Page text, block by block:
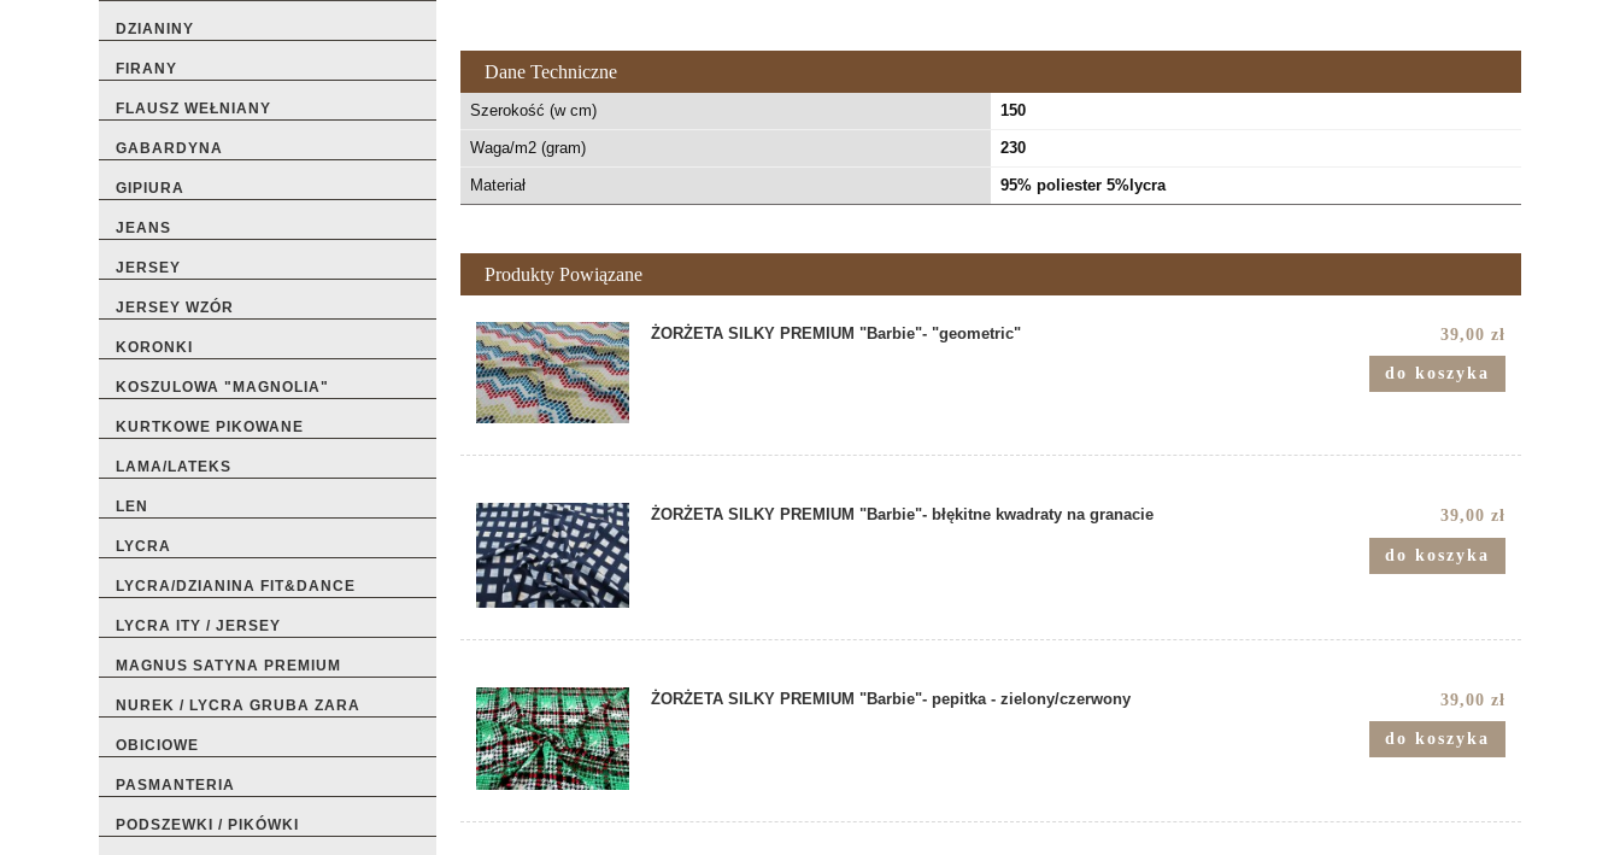
DZIANINY
FIRANY
FLAUSZ WEŁNIANY
GABARDYNA
GIPIURA
JEANS
JERSEY
JERSEY WZÓR
KORONKI
KOSZULOWA "MAGNOLIA"
KURTKOWE PIKOWANE
LAMA/LATEKS
LEN
LYCRA
LYCRA/DZIANINA FIT&DANCE
LYCRA ITY / JERSEY
MAGNUS SATYNA PREMIUM
NUREK / LYCRA GRUBA ZARA
OBICIOWE
PASMANTERIA
PODSZEWKI / PIKÓWKI
Dane Techniczne
Szerokość (w cm) 150
Waga/m2 (gram) 230
Materiał 95% poliester 5%lycra
Produkty Powiązane
ŻORŻETA SILKY PREMIUM "Barbie"- "geometric" 39,00 zł
do koszyka
ŻORŻETA SILKY PREMIUM "Barbie"- błękitne kwadraty na granacie 39,00 zł
do koszyka
ŻORŻETA SILKY PREMIUM "Barbie"- pepitka - zielony/czerwony 39,00 zł
do koszyka